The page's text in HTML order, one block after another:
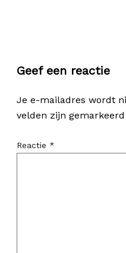
Geef een reactie
Je e-mailadres wordt
velden zijn
Reactie *